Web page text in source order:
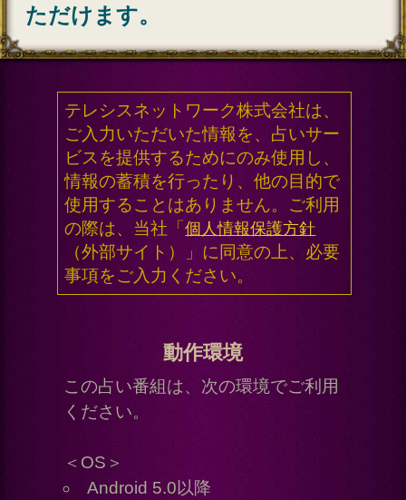
チャクラ占い｜人体覚醒＆強制成
就【運命正し現実変える神霊力】
月香
1万人絶賛【本音/現実/日付】48星
秘術で具体的中◆細密星読師 ミエ
ル | みのり -MINORI-
2026年7月30月追加
露骨過ぎて地上波ギリギリ/言葉濁
さず核心直撃【愛/人生決断占】桃
萃
2026年7月27月追加